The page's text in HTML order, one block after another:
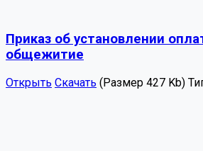
Приказ об установлении
общежитие
Открыть Скачать (Размер 427 Kb)